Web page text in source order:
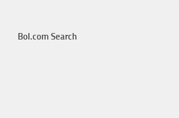
Bol.com Search